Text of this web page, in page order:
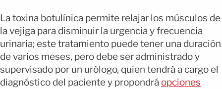
La toxina botulínica permite relajar los músculos de
la vejiga para disminuir la urgencia y frecuencia
urinaria; este tratamiento puede tener una duración
de varios meses, pero debe ser administrado y
supervisado por un urólogo, quien tendrá a cargo el
diagnóstico del paciente y propondrá opciones